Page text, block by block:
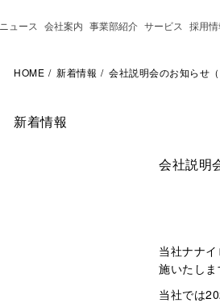
ニュース 会社案内 事業部紹介 サービス 採用
HOME 新着情報 会社説明会のお知らせ
新着情報
会社説明
当社ナナ
施いたし
当社では